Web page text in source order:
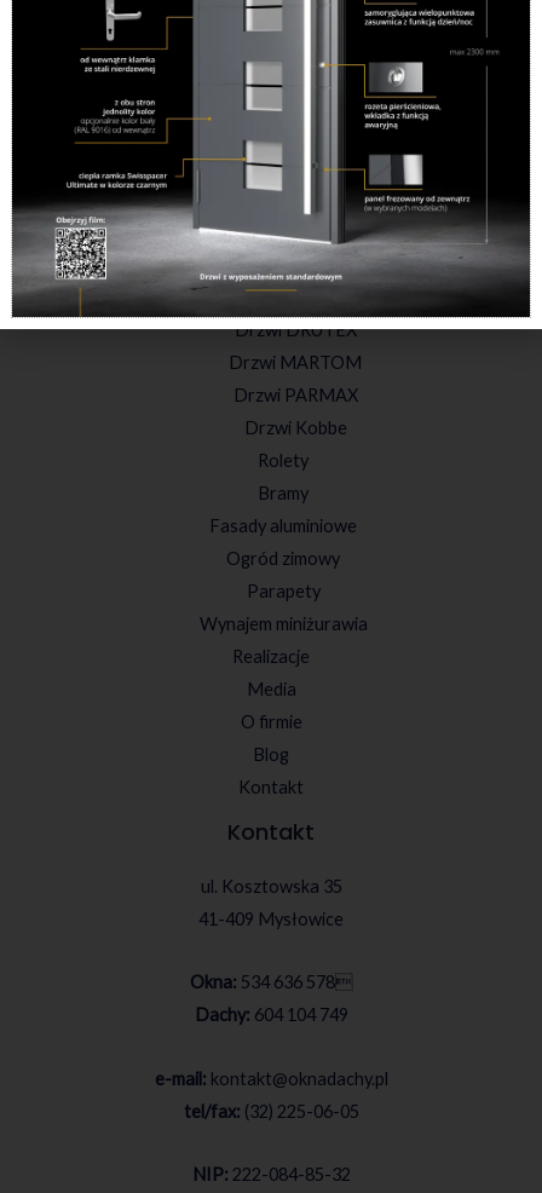
Menu
Okna Drutex
Okna przesuwne
Okna PVC
Drzwi
Drzwi DRUTEX
Drzwi MARTOM
Drzwi PARMAX
Drzwi Kobbe
Rolety
Bramy
Fasady aluminiowe
Ogród zimowy
Parapety
Wynajem miniżurawia
Realizacje
Media
O firmie
Blog
Kontakt
Kontakt
ul. Kosztowska 35
41-409 Mysłowice
Okna: 534 636 578
Dachy: 604 104 749
e-mail: kontakt@oknadachy.pl
tel/fax: (32) 225-06-05
NIP: 222-084-85-32